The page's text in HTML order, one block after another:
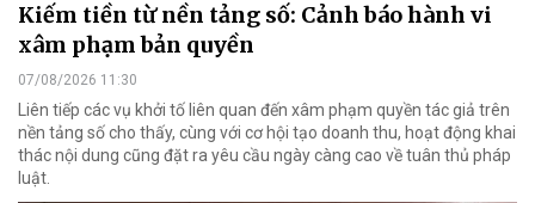
Kiếm tiền từ nền tảng số: Cảnh báo hành vi
xâm phạm bản quyền
07/08/2026 11:30
Liên tiếp các vụ khởi tố liên quan đến xâm phạm quyền tác giả trên
nền tảng số cho thấy, cùng với cơ hội tạo doanh thu, hoạt động khai
thác nội dung cũng đặt ra yêu cầu ngày càng cao về tuân thủ pháp
luật.